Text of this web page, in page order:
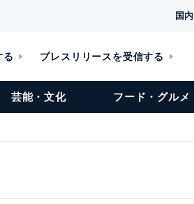
国内
る プレスリリースを受信する
芸能・文化 フード・グルメ